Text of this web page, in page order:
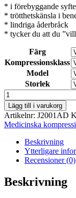
* i förebyggande
* trötthetskänsla i
* lindriga åderbråck
* tycker du att du
Färg
Kompressionsklass
Model
Storlek
Juzo
Soft
2001
knälång
kompressionsstrumpa
mängd
Lägg till i varukorg
Artikelnr: J2001AD
Medicinska
Beskrivning
Ytterligare
Recensioner (0)
Beskrivning